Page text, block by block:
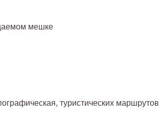
мешке
туристических маршрутов